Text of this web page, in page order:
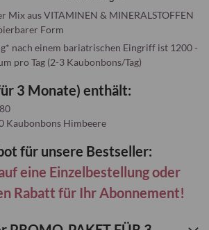
Mix aus VITAMINEN & MINERALSTOFFEN
Form
nach einem bariatrischen Eingriff ist 1200 -
pro Tag (2-3 Kaubonbons/Tag)
3 Monate) enthält:
Kaubonbons Himbeere
für unsere Bestseller:
eine Einzelbestellung oder
Rabatt für Ihr Abonnement!